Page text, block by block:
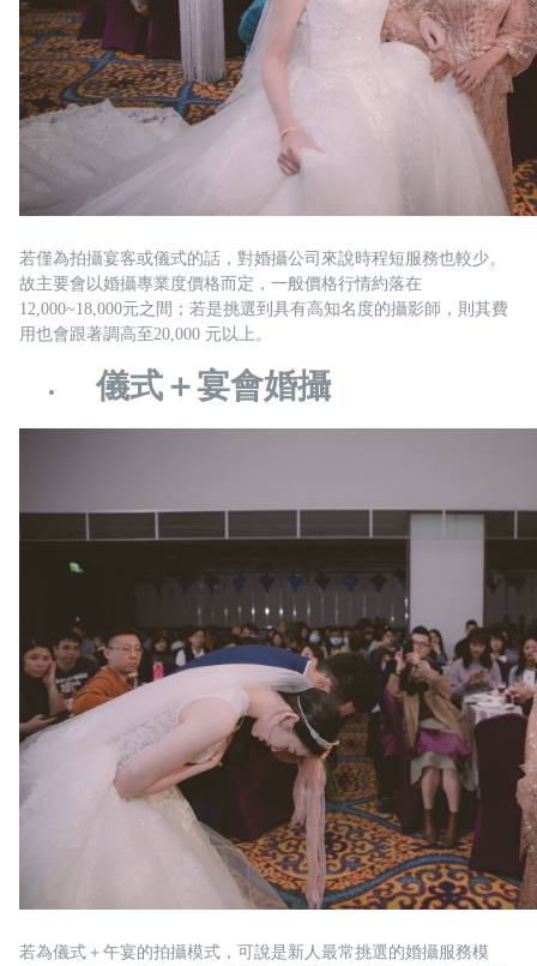
若僅為拍攝宴客或儀式的話，對婚攝公司來說時程短服務也較少。
故主要會以婚攝專業度價格而定，一般價格行情約落在
12,000~18,000元之間；若是挑選到具有高知名度的攝影師，則其費
用也會跟著調高至20,000 元以上。
儀式＋宴會婚攝
若為儀式＋午宴的拍攝模式，可說是新人最常挑選的婚攝服務模